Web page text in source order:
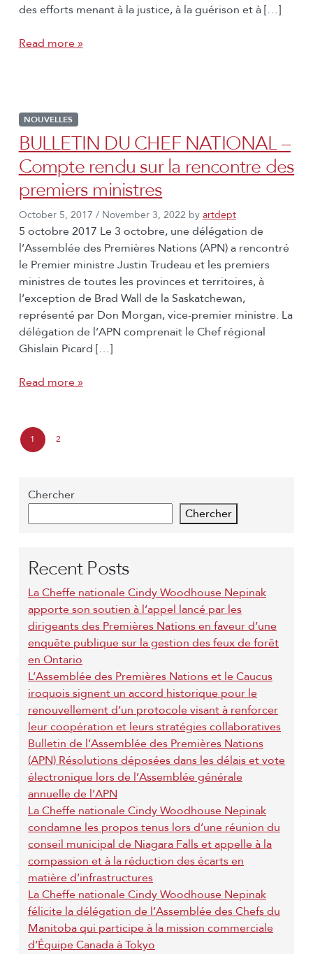
des efforts menant à la justice, à la guérison et à […]
Read more »
NOUVELLES
BULLETIN DU CHEF NATIONAL –
Compte rendu sur la rencontre des
premiers ministres
October 5, 2017 / November 3, 2022 by artdept
5 octobre 2017 Le 3 octobre, une délégation de
l’Assemblée des Premières Nations (APN) a rencontré
le Premier ministre Justin Trudeau et les premiers
ministres de toutes les provinces et territoires, à
l’exception de Brad Wall de la Saskatchewan,
représenté par Don Morgan, vice-premier ministre. La
délégation de l’APN comprenait le Chef régional
Ghislain Picard […]
Read more »
P
C
r
r
n
t
P
a
g
e
1
g
e
2
Chercher
Chercher
Recent Posts
La Cheffe nationale Cindy Woodhouse Nepinak
apporte son soutien à l’appel lancé par les
dirigeants des Premières Nations en faveur d’une
enquête publique sur la gestion des feux de forêt
en Ontario
L’Assemblée des Premières Nations et le Caucus
iroquois signent un accord historique pour le
renouvellement d’un protocole visant à renforcer
leur coopération et leurs stratégies collaboratives
Bulletin de l’Assemblée des Premières Nations
(APN) Résolutions déposées dans les délais et vote
électronique lors de l’Assemblée générale
annuelle de l’APN
La Cheffe nationale Cindy Woodhouse Nepinak
condamne les propos tenus lors d’une réunion du
conseil municipal de Niagara Falls et appelle à la
compassion et à la réduction des écarts en
matière d’infrastructures
La Cheffe nationale Cindy Woodhouse Nepinak
félicite la délégation de l’Assemblée des Chefs du
Manitoba qui participe à la mission commerciale
d’Équipe Canada à Tokyo